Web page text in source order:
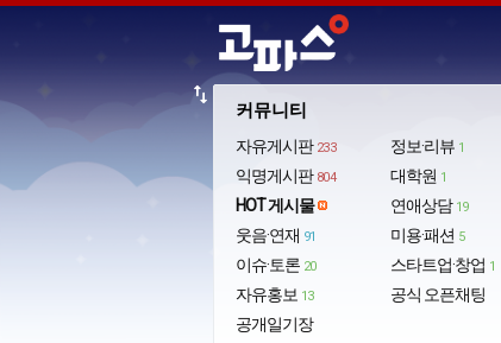
커뮤니티
자유게시판 233
익명게시판 804
HOT 게시물
웃음·연재 91
이슈·토론 20
자유홍보 13
공개일기장
정보·리뷰 1
대학원 1
연애상담 19
미용·패션 5
스타트업·창업 1
공식 오픈채팅
import_export